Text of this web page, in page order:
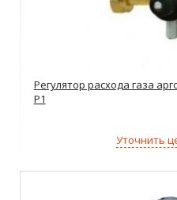
Регулятор расхода газа
Р1
Уточнить